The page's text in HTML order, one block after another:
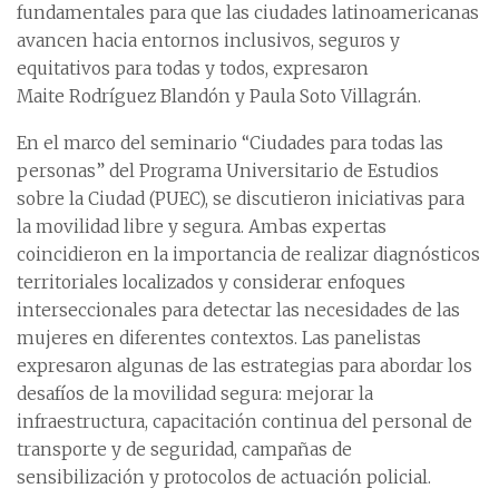
fundamentales para que las ciudades latinoamericanas
avancen hacia entornos inclusivos, seguros y
equitativos para todas y todos, expresaron
Maite Rodríguez Blandón y Paula Soto Villagrán.
En el marco del seminario “Ciudades para todas las
personas” del Programa Universitario de Estudios
sobre la Ciudad (PUEC), se discutieron iniciativas para
la movilidad libre y segura. Ambas expertas
coincidieron en la importancia de realizar diagnósticos
territoriales localizados y considerar enfoques
interseccionales para detectar las necesidades de las
mujeres en diferentes contextos. Las panelistas
expresaron algunas de las estrategias para abordar los
desafíos de la movilidad segura: mejorar la
infraestructura, capacitación continua del personal de
transporte y de seguridad, campañas de
sensibilización y protocolos de actuación policial.